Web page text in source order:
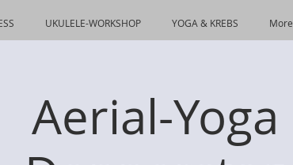
UKULELE-WORKSHOP YOGA & KREBS More
Aerial-Yoga